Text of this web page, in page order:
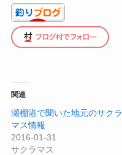
関連
瀬棚港で聞いた地元のサクラ
マス情報
2016-01-31
サクラマス